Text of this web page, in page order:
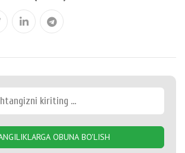
OBUNA BO'LISH